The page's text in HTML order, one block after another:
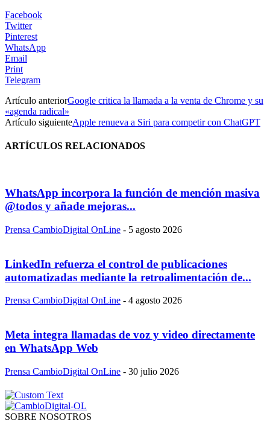
Facebook
Twitter
Pinterest
WhatsApp
Email
Print
Telegram
Artículo anteriorGoogle critica la llamada a la venta de Chrome y su
«agenda radical»
Artículo siguienteApple renueva a Siri para competir con ChatGPT
ARTÍCULOS RELACIONADOS
WhatsApp incorpora la función de mención masiva
@todos y añade mejoras...
Prensa CambioDigital OnLine - 5 agosto 2026
LinkedIn refuerza el control de publicaciones
automatizadas mediante la retroalimentación de...
Prensa CambioDigital OnLine - 4 agosto 2026
Meta integra llamadas de voz y video directamente
en WhatsApp Web
Prensa CambioDigital OnLine - 30 julio 2026
SOBRE NOSOTROS